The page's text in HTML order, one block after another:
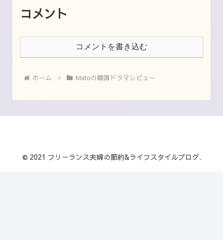
コメント
コメントを書き込む
ホーム Matoの韓国ドラマレビュー
© 2021 フリーランス夫婦の節約&ライフスタイルブログ.